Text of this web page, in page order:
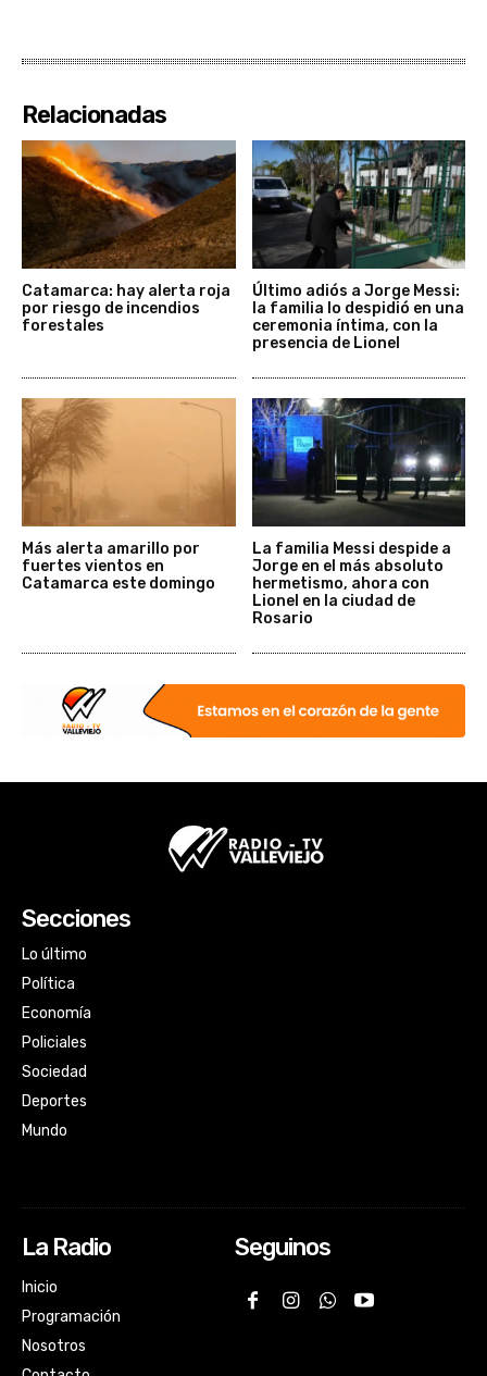
Relacionadas
Catamarca: hay alerta roja
por riesgo de incendios
forestales
Último adiós a Jorge Messi:
la familia lo despidió en una
ceremonia íntima, con la
presencia de Lionel
Más alerta amarillo por
fuertes vientos en
Catamarca este domingo
La familia Messi despide a
Jorge en el más absoluto
hermetismo, ahora con
Lionel en la ciudad de
Rosario
Secciones
Lo último
Política
Economía
Policiales
Sociedad
Deportes
Mundo
La Radio
Inicio
Programación
Nosotros
Seguinos